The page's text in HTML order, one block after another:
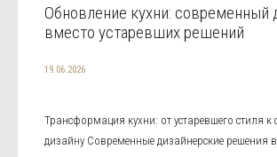
Обновление кухни: современный
вместо устаревших решений
19.06.2026
Трансформация кухни: от устаревшего стиля
дизайну Современные дизайнерские решения в